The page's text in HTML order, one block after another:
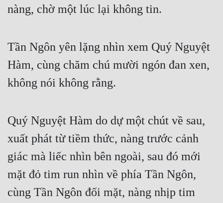
nàng, chờ một lúc lại không tin.
Tần Ngôn yên lặng nhìn xem Quý Nguyệt
Hàm, cùng chăm chú mười ngón đan xen,
không nói không rằng.
Quý Nguyệt Hàm do dự một chút về sau,
xuất phát từ tiềm thức, nàng trước cảnh
giác mà liếc nhìn bên ngoài, sau đó mới
mặt đỏ tim run nhìn về phía Tần Ngôn,
cùng Tần Ngôn đối mặt, nàng nhịp tim